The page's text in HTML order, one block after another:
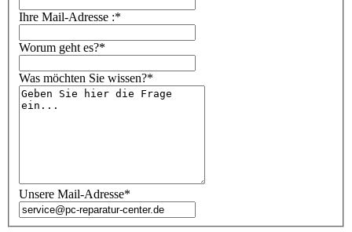
Ihre Mail-Adresse :*
Worum geht es?*
Was möchten Sie wissen?*
Unsere Mail-Adresse*